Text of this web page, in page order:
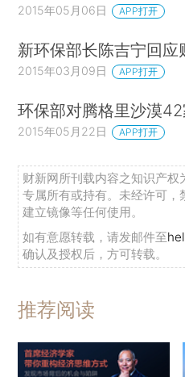
2015年05月06日 APP打开
新环保部长陈吉宁回应
2015年03月09日 APP打开
环保部对腾格里沙漠
2015年05月22日 APP打开
财新网所刊载内容之知识产权
专属所有或持有。未经许可，
建立镜像等任何使用。
如有意愿转载，请发邮件至
确认及授权后，方可转载。
推荐阅读